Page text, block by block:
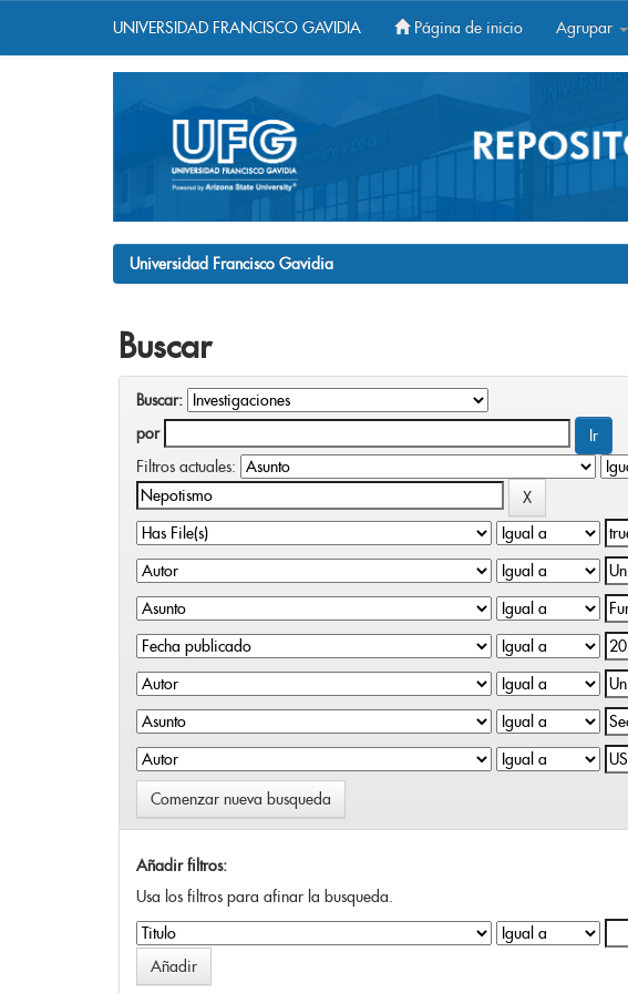
UNIVERSIDAD FRANCISCO GAVIDIA Página de inicio Agrupar
Universidad Francisco Gavidia
Buscar
Buscar:
por
Filtros actuales:
Comenzar nueva busqueda
Añadir filtros:
Usa los filtros para afinar la busqueda.